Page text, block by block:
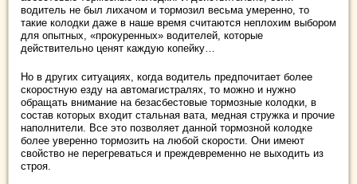
водитель не был лихачом и тормозил весьма умеренно, то
такие колодки даже в наше время считаются неплохим выбором
для опытных, «прокуренных» водителей, которые
действительно ценят каждую копейку…
Но в других ситуациях, когда водитель предпочитает более
скоростную езду на автомагистралях, то можно и нужно
обращать внимание на безасбестовые тормозные колодки, в
состав которых входит стальная вата, медная стружка и прочие
наполнители. Все это позволяет данной тормозной колодке
более уверенно тормозить на любой скорости. Они имеют
свойство не перегреваться и преждевременно не выходить из
строя.